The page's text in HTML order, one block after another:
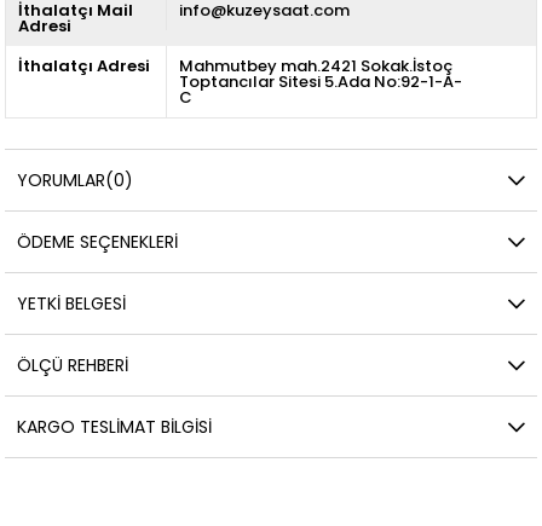
İthalatçı Mail
Adresi
info@kuzeysaat.com
İthalatçı Adresi Mahmutbey mah.2421 Sokak.İstoç
Toptancılar Sitesi 5.Ada No:92-1-A-
C
YORUMLAR(0)
ÖDEME SEÇENEKLERI
YETKİ BELGESİ
ÖLÇÜ REHBERI
KARGO TESLIMAT BILGISI